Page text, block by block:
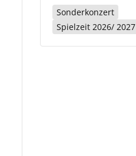
Sonderkonzert
Spielzeit 2026/ 2027